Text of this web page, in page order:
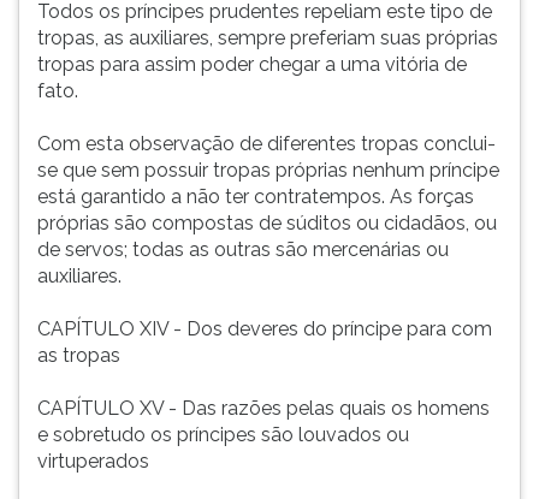
Todos os príncipes prudentes repeliam este tipo de
tropas, as auxiliares, sempre preferiam suas próprias
tropas para assim poder chegar a uma vitória de
fato.
Com esta observação de diferentes tropas conclui-
se que sem possuir tropas próprias nenhum príncipe
está garantido a não ter contratempos. As forças
próprias são compostas de súditos ou cidadãos, ou
de servos; todas as outras são mercenárias ou
auxiliares.
CAPÍTULO XIV - Dos deveres do príncipe para com
as tropas
CAPÍTULO XV - Das razões pelas quais os homens
e sobretudo os príncipes são louvados ou
virtuperados